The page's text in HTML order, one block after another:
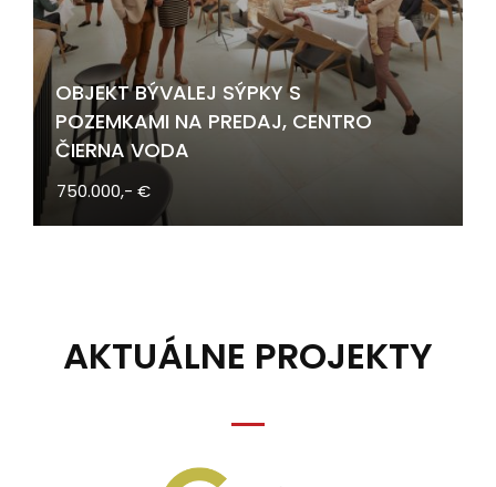
OBJEKT BÝVALEJ SÝPKY S
POZEMKAMI NA PREDAJ, CENTRO
ČIERNA VODA
750.000,- €
AKTUÁLNE PROJEKTY